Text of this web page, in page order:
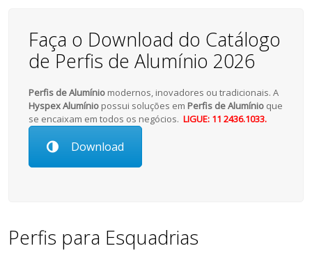
Faça o Download do Catálogo
de Perfis de Alumínio 2026
Perfis de Alumínio modernos, inovadores ou tradicionais. A
Hyspex Alumínio possui soluções em Perfis de Alumínio que
se encaixam em todos os negócios.LIGUE: 11 2436.1033.
Download
Perfis para Esquadrias